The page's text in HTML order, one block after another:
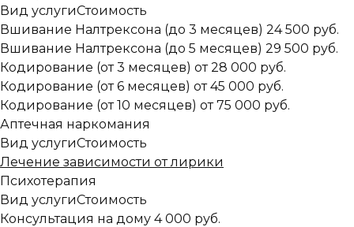
Вид услугиСтоимость
Вшивание Налтрексона (до 3 месяцев) 24 500 руб.
Вшивание Налтрексона (до 5 месяцев) 29 500 руб.
Кодирование (от 3 месяцев) от 28 000 руб.
Кодирование (от 6 месяцев) от 45 000 руб.
Кодирование (от 10 месяцев) от 75 000 руб.
Аптечная наркомания
Вид услугиСтоимость
Лечение зависимости от лирики
Психотерапия
Вид услугиСтоимость
Консультация на дому 4 000 руб.